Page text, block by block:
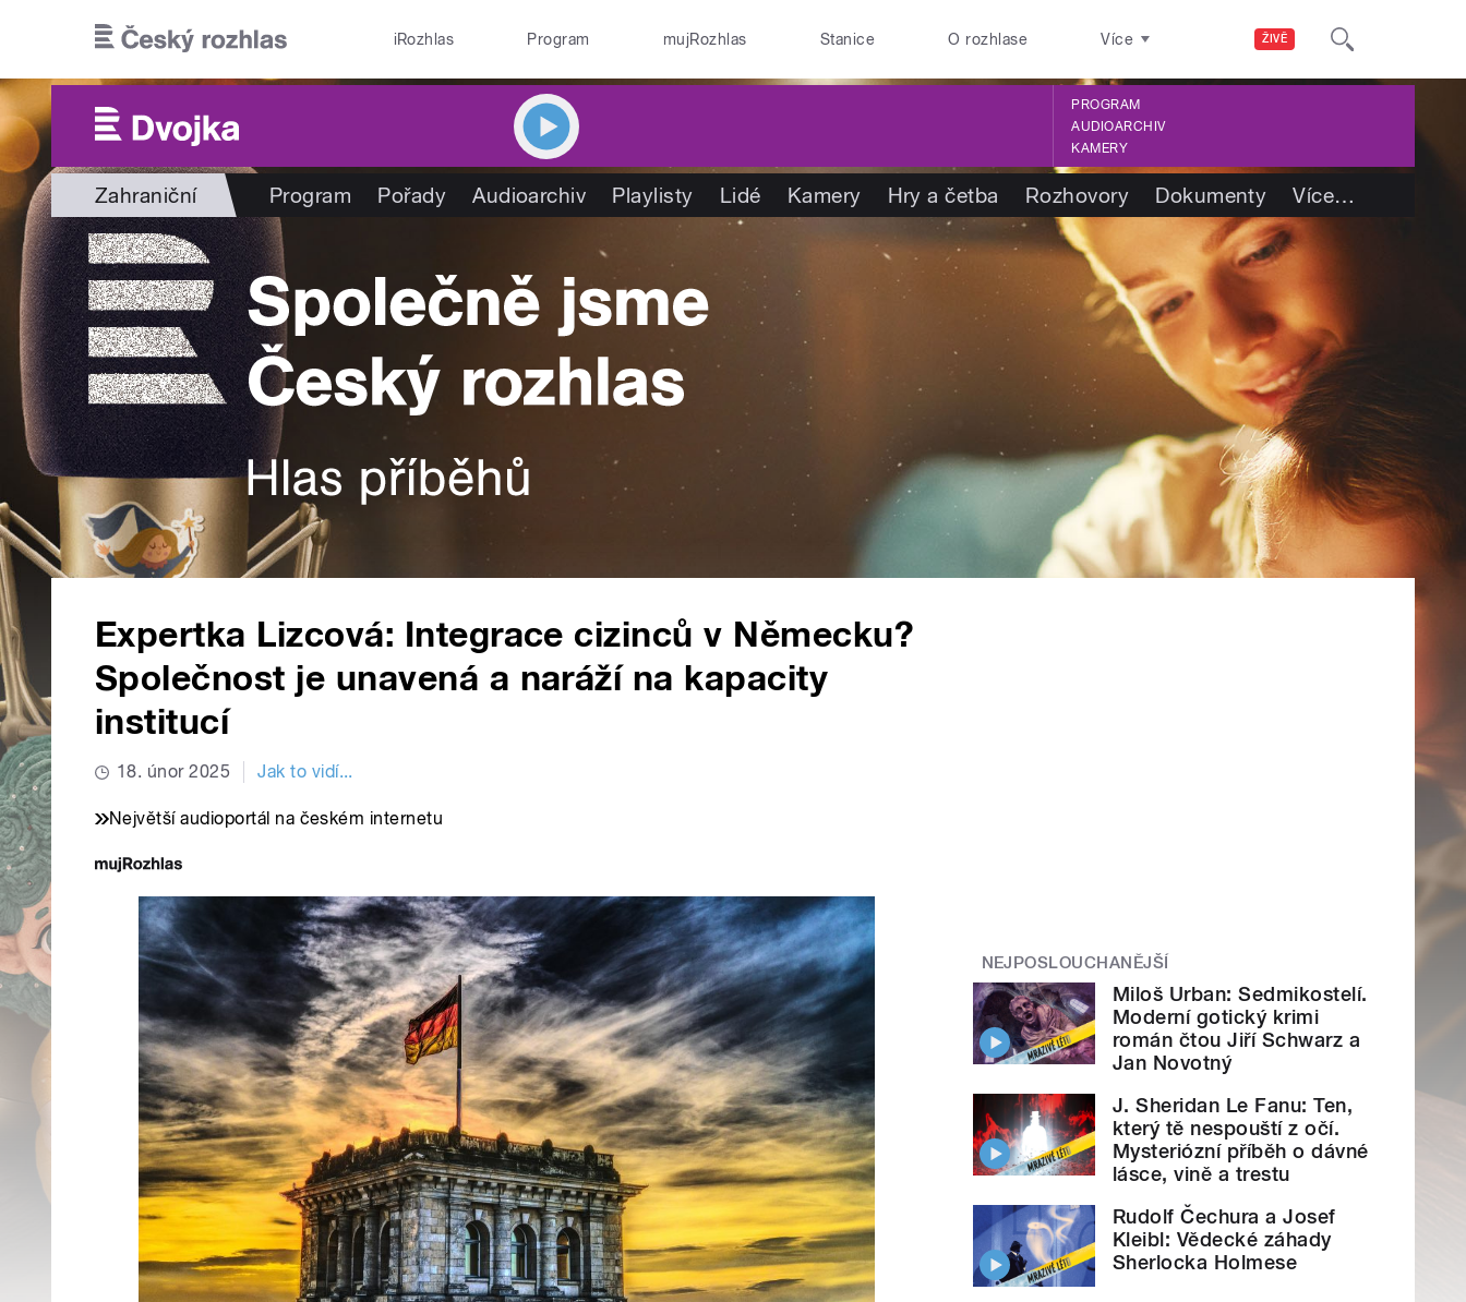
ŽIVĚ
iRozhlas Program mujRozhlas Stanice O rozhlase Více
PROGRAM
AUDIOARCHIV
KAMERY
Zahraniční Program Pořady Audioarchiv Playlisty Lidé Kamery Hry a četba Rozhovory Dokumenty Více…
Expertka Lizcová: Integrace cizinců v Německu?
Společnost je unavená a naráží na kapacity
institucí
18. únor 2025 Jak to vidí...
Největší audioportál na českém internetu
NEJPOSLOUCHANĚJŠÍ
Miloš Urban: Sedmikostelí.
Moderní gotický krimi
román čtou Jiří Schwarz a
Jan Novotný
J. Sheridan Le Fanu: Ten,
který tě nespouští z očí.
Mysteriózní příběh o dávné
lásce, vině a trestu
Rudolf Čechura a Josef
Kleibl: Vědecké záhady
Sherlocka Holmese